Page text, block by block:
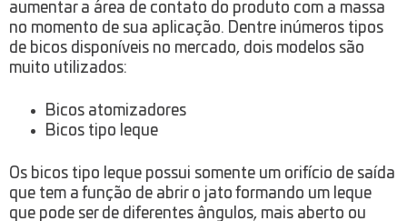
aumentar a área de contato do produto com a massa
no momento de sua aplicação. Dentre inúmeros tipos
de bicos disponíveis no mercado, dois modelos são
muito utilizados:
Bicos atomizadores
Bicos tipo leque
Os bicos tipo leque possui somente um orifício de saída
que tem a função de abrir o jato formando um leque
que pode ser de diferentes ângulos, mais aberto ou